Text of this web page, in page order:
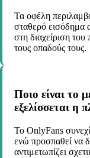
Τα οφέλη
σταθερό εισόδημα
στη διαχείριση του
τους οπαδούς τους.
Ποιο είναι το
εξελίσσεται η
Το OnlyFans
ενώ προσπαθεί να
αντιμετωπίζει